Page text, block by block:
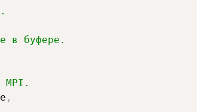
в буфере.
MPI.
,